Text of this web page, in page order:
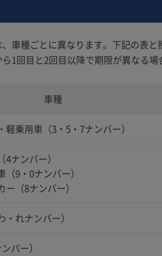
車種ごとに異なります。下記の表
1回目と2回目以降で期限が異なる場
車種
軽乗用車（3・5・7ナンバー）
ナンバー）
9・0ナンバー）
（8ナンバー）
・れナンバー）
バー）